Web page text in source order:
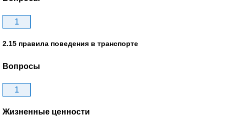
1
2.15 правила поведения в транспорте
Вопросы
1
Жизненные ценности